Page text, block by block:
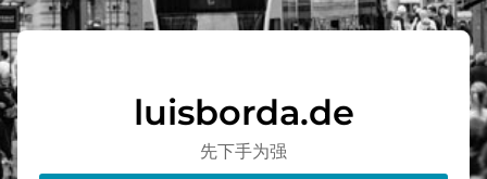
luisborda.de
先下手为强